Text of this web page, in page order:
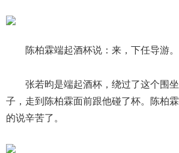
陈柏霖端起酒杯说：来，下任导游。
张若昀是端起酒杯，绕过了这个围
子，走到陈柏霖面前跟他碰了杯。陈柏
的说辛苦了。